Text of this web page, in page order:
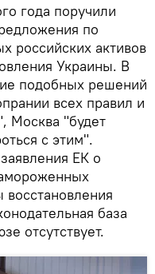
года поручили
по
российских активов
Украины. В
подобных решений
всех правил и
Москва "будет
с этим".
ЕК о
база
отсутствует.